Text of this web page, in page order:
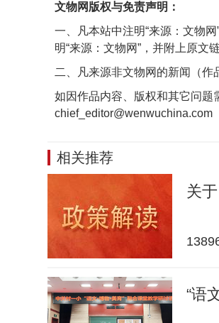
文物网版权与免责声明：
一、凡本站中注明“来源：文物
明“来源：文物网”，并附上原文链
二、凡来源非文物网的新闻（作
如因作品内容、版权和其它问题
chief_editor@wenwuchina.com
相关推荐
关
“语